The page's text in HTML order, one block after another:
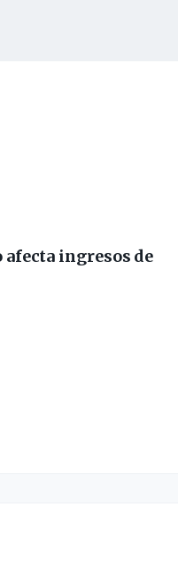
ingresos de